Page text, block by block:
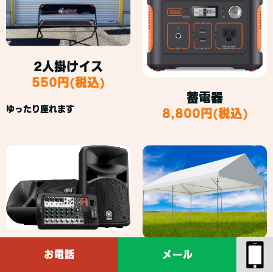
お電話 メール
2人掛けイス
550円(税込)
ゆったり座れます
蓄電器
8,800円(税込)
音響スピーカー
集会用テント